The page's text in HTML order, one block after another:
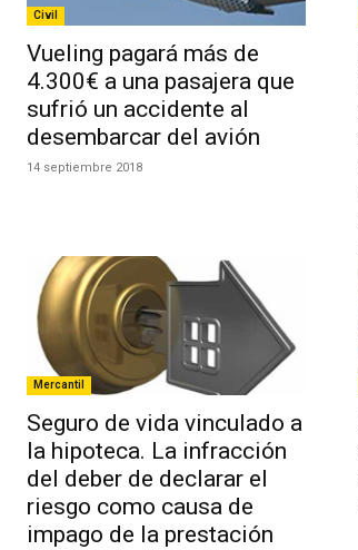
Civil
Vueling pagará más de
4.300€ a una pasajera que
sufrió un accidente al
desembarcar del avión
14 septiembre 2018
Mercantil
Seguro de vida vinculado a
la hipoteca. La infracción
del deber de declarar el
riesgo como causa de
impago de la prestación